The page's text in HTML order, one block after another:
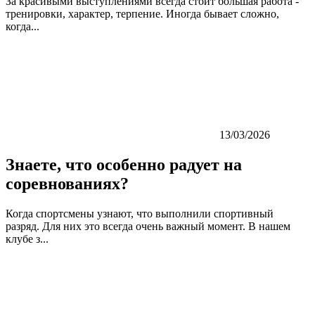
тренировки, характер, терпение. Иногда бывает сложно,
когда...
13/03/2026
Знаете, что особенно радует на
соревнованиях?
Когда спортсмены узнают, что выполнили спортивный
разряд. Для них это всегда очень важный момент. В нашем
клубе з...